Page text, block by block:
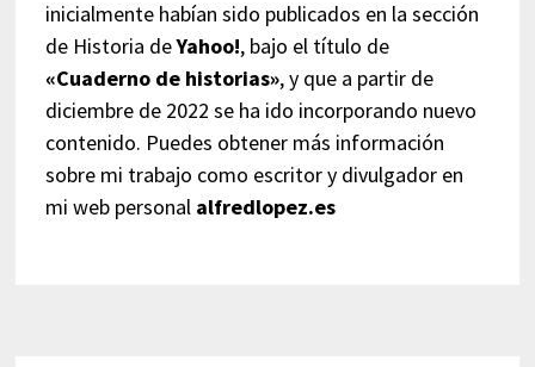
inicialmente habían sido publicados en la sección
de Historia deYahoo!, bajo el título de
«Cuaderno de historias», y que a partir de
diciembre de 2022 se ha ido incorporando nuevo
contenido. Puedes obtener más información
sobre mi trabajo como escritor y divulgador en
mi web personal alfredlopez.es